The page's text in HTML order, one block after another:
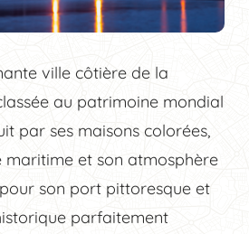
ville côtière de la
au patrimoine mondial
par ses maisons colorées,
maritime et son atmosphère
son port pittoresque et
parfaitement